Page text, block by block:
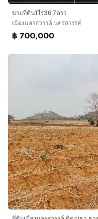
ขายที่ดิน1ไร่36.7ตรว
เมืองนครสวรรค์ นครสวรรค์
฿ 700,000